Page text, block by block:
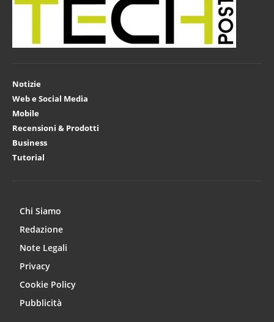
Notizie
Web e Social Media
Mobile
Recensioni & Prodotti
Business
Tutorial
Chi Siamo
Redazione
Note Legali
Privacy
Cookie Policy
Pubblicità